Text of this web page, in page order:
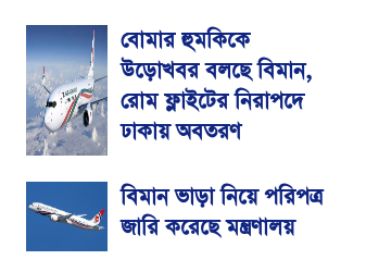
বোমার হুমকিকে
উড়োখবর বলছে বিমান,
রোম ফ্লাইটের নিরাপদে
ঢাকায় অবতরণ
বিমান ভাড়া নিয়ে পরিপত্র
জারি করেছে মন্ত্রণালয়